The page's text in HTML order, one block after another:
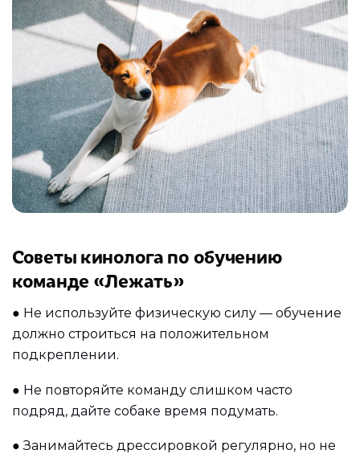
Советы кинолога по обучению
команде «Лежать»
● Не используйте физическую силу — обучение
должно строиться на положительном
подкреплении.
● Не повторяйте команду слишком часто
подряд, дайте собаке время подумать.
●Занимайтесь дрессировкой регулярно, но не